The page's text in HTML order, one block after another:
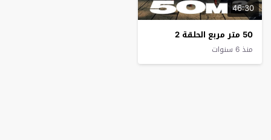
46:30
50 متر مربع الحلقة 2
منذ 6 سنوات